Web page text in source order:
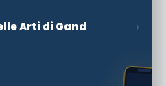
Arti di Gand ›